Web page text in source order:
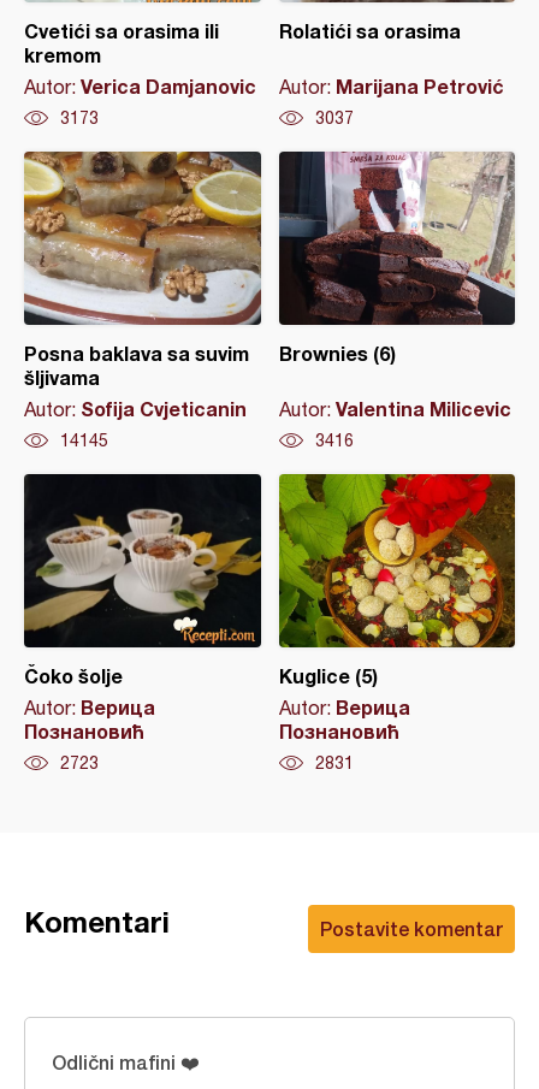
Cvetići sa orasima ili
kremom
Autor: Verica Damjanovic
3173
Rolatići sa orasima
Autor: Marijana Petrović
3037
Posna baklava sa suvim
šljivama
Autor: Sofija Cvjeticanin
14145
Brownies (6)
Autor: Valentina Milicevic
3416
Čoko šolje
Autor: Верица
Познановић
2723
Kuglice (5)
Autor: Верица
Познановић
2831
Postavite komentar
Komentari
Odlični mafini ❤️